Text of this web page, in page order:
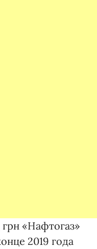
«Нафтогаз»
2019 года